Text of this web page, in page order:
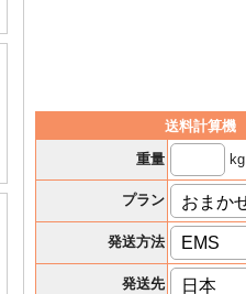
送料計算機
重量
kg
プラン
発送方法
発送先